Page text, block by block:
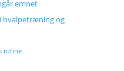
emnet
hvalpetræning og
rutine